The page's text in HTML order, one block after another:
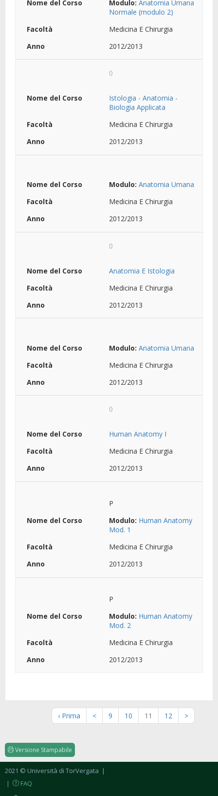
Modulo: Anatomia Umana
Normale (modulo 2)
Medicina E Chirurgia
2012/2013
0
Istologia - Anatomia -
Biologia Applicata
Medicina E Chirurgia
2012/2013
Modulo: Anatomia Umana
Medicina E Chirurgia
2012/2013
0
Anatomia E Istologia
Medicina E Chirurgia
2012/2013
Modulo: Anatomia Umana
Medicina E Chirurgia
2012/2013
0
Human Anatomy I
Medicina E Chirurgia
2012/2013
P
Modulo: Human Anatomy
Mod. 1
Medicina E Chirurgia
2012/2013
P
Modulo: Human Anatomy
Mod. 2
Medicina E Chirurgia
2012/2013
‹ Prima < 9 10 11 12 >
Versione Stampabile
2021 © Università di TorVergata
|
FAQ
|